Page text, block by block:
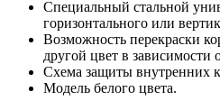
Специальный стальной
горизонтального или
Возможность перекраски
другой цвет в зависимости
Схема защиты внутренних
Модель белого цвета.